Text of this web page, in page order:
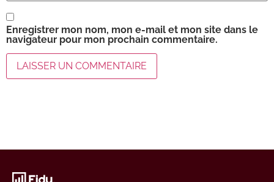
Enregistrer mon nom, mon e-mail et mon site dans le
navigateur pour mon prochain commentaire.